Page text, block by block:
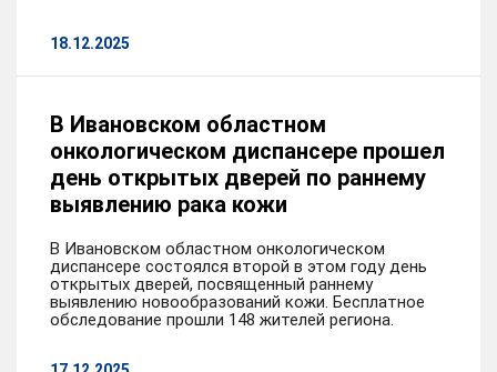
18.12.2025
В Ивановском областном
онкологическом диспансере прошел
день открытых дверей по раннему
выявлению рака кожи
В Ивановском областном онкологическом
диспансере состоялся второй в этом году день
открытых дверей, посвященный раннему
выявлению новообразований кожи. Бесплатное
обследование прошли 148 жителей региона.